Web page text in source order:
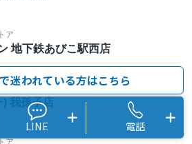
ア
地下鉄あびこ駅西店
我孫子店
迷われている方はこちら
LINE 電話